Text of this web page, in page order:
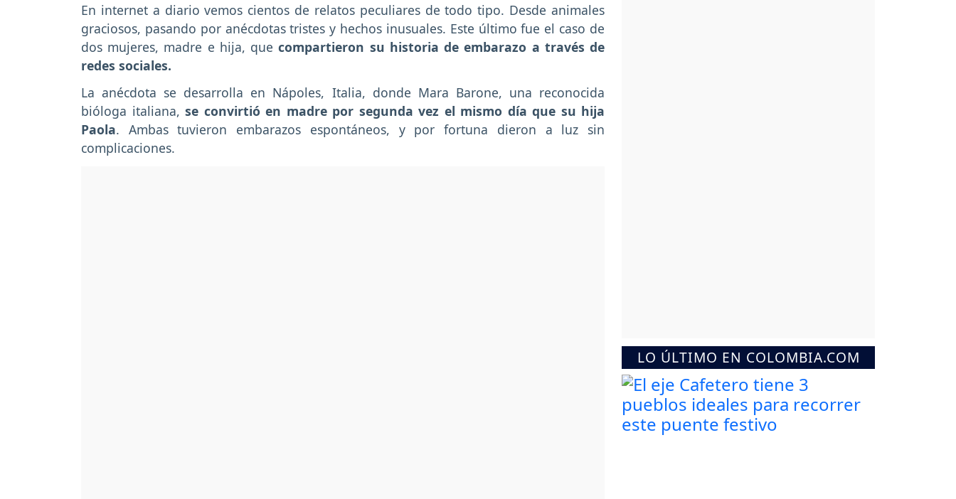
En internet a diario vemos cientos de relatos peculiares de todo tipo. Desde animales
graciosos, pasando por anécdotas tristes y hechos inusuales. Este último fue el caso de
dos mujeres, madre e hija, quecompartieron su historia de embarazo a través de
redes sociales.
La anécdota se desarrolla en Nápoles, Italia, donde Mara Barone, una reconocida
bióloga italiana, se convirtió en madre por segunda vez el mismo día que su hija
Paola. Ambas tuvieron embarazos espontáneos, y por fortuna dieron a luz sin
complicaciones.
LO ÚLTIMO EN COLOMBIA.COM